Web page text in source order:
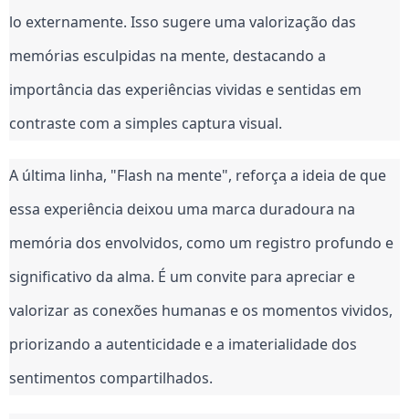
lo externamente. Isso sugere uma valorização das
memórias esculpidas na mente, destacando a
importância das experiências vividas e sentidas em
contraste com a simples captura visual.
A última linha, "Flash na mente", reforça a ideia de que
essa experiência deixou uma marca duradoura na
memória dos envolvidos, como um registro profundo e
significativo da alma. É um convite para apreciar e
valorizar as conexões humanas e os momentos vividos,
priorizando a autenticidade e a imaterialidade dos
sentimentos compartilhados.